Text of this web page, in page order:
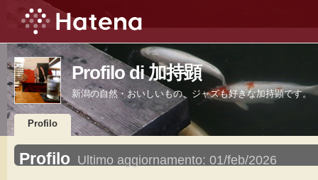
Profilo di 加持顕
新潟の自然・おいしいもの、ジャズも好きな加持顕です。
Profilo
Profilo Ultimo aggiornamento: 01/feb/2026